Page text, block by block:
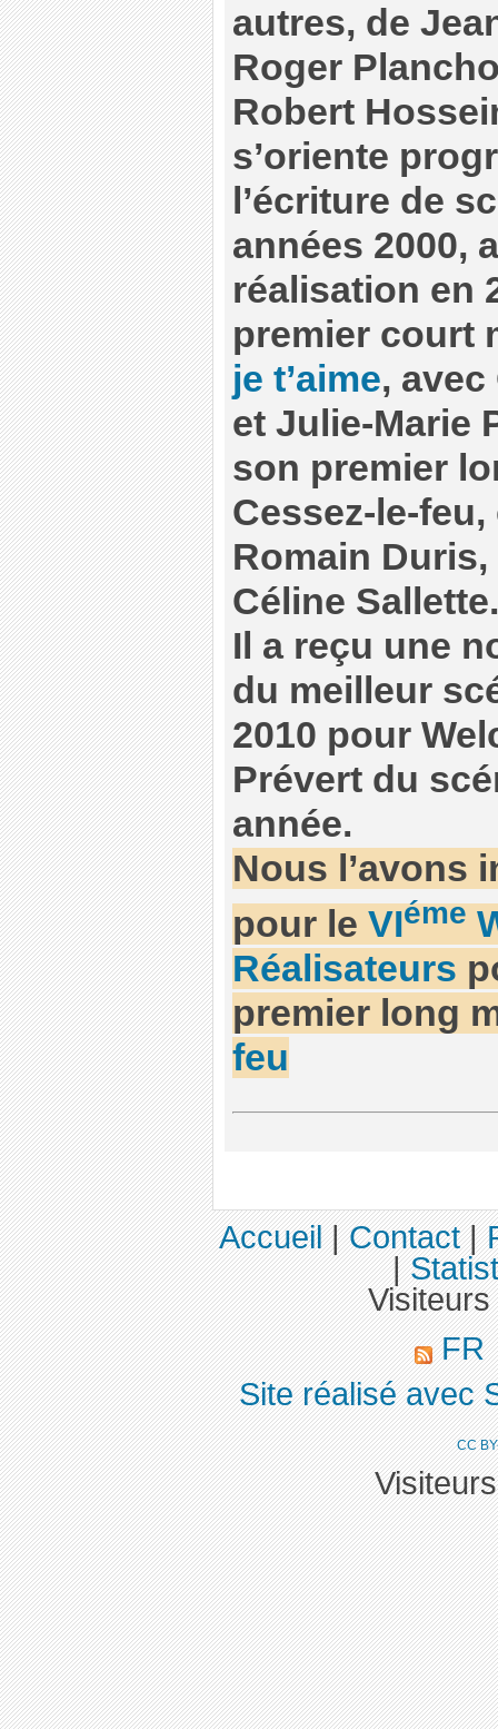
autres, de
Roger
Robert
s’oriente
l’écriture de
années 2000,
réalisation en
premier court
je t’aime,
et Julie-Marie
son premier
Cessez-le-feu,
Romain
Céline Sallette.
Il a reçu une
du meilleur
2010 pour
Prévert du
année.
Nous l’avons
pour le VIéme
Réalisateurs
premier long
feu
Accueil|Contact|
|
FR
Site réalisé avec
CC